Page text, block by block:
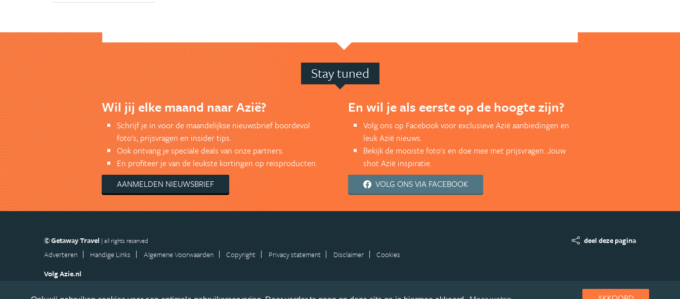
Stay tuned
Wil jij elke maand naar Azië?
Schrijf je in voor de maandelijkse nieuwsbrief boordevol
foto's, prijsvragen en insider tips.
Ook ontvang je speciale deals van onze partners.
En profiteer je van de leukste kortingen op reisproducten.
AANMELDEN NIEUWSBRIEF
En wil je als eerste op de hoogte zijn?
Volg ons op Facebook voor exclusieve Azië aanbiedingen en
leuk Azië nieuws.
Bekijk de mooiste foto's en doe mee met prijsvragen. Jouw
shot Azië inspiratie.
VOLG ONS VIA FACEBOOK
deel deze pagina
© Getaway Travel | all rights reserved
Adverteren Handige Links Algemene Voorwaarden Copyright Privacy statement Disclaimer
Cookies
Volg Azie.nl